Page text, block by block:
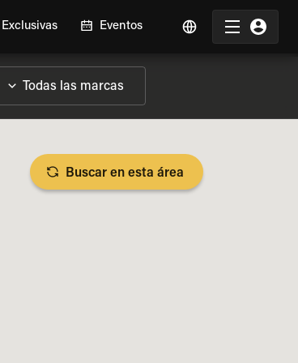
Eventos
DE LA MOTO
Buscar en esta área